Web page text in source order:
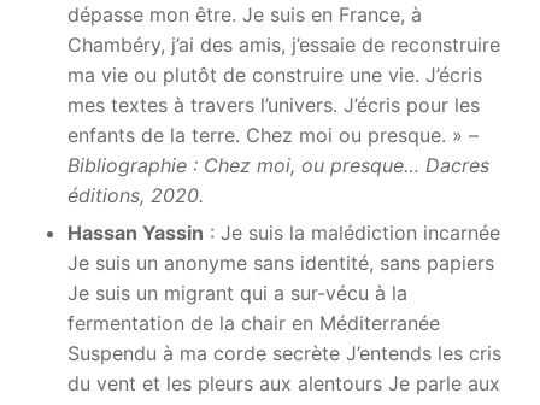
dépasse mon être. Je suis en France, à
Chambéry, j’ai des amis, j’essaie de reconstruire
ma vie ou plutôt de construire une vie. J’écris
mes textes à travers l’univers. J’écris pour les
enfants de la terre. Chez moi ou presque. » –
Bibliographie : Chez moi, ou presque… Dacres
éditions, 2020.
Hassan Yassin : Je suis la malédiction incarnée
Je suis un anonyme sans identité, sans papiers
Je suis un migrant qui a sur-vécu à la
fermentation de la chair en Méditerranée
Suspendu à ma corde secrète J’entends les cris
du vent et les pleurs aux alentours Je parle aux